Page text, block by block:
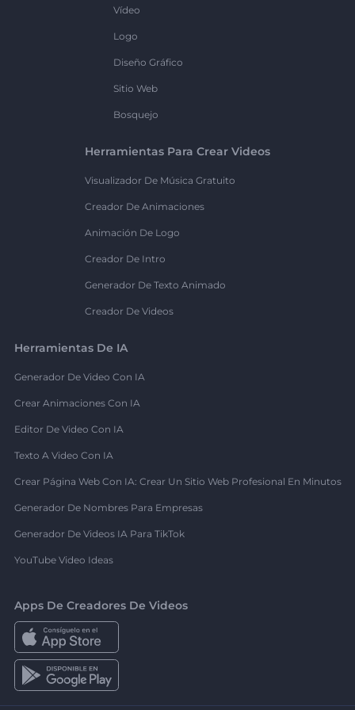
Vídeo
Logo
Diseño Gráfico
Sitio Web
Bosquejo
Herramientas Para Crear Videos
Visualizador De Música Gratuito
Creador De Animaciones
Animación De Logo
Creador De Intro
Generador De Texto Animado
Creador De Videos
Herramientas De IA
Generador De Video Con IA
Crear Animaciones Con IA
Editor De Video Con IA
Texto A Video Con IA
Crear Página Web Con IA: Crear Un Sitio Web Profesional En Minutos
Generador De Nombres Para Empresas
Generador De Videos IA Para TikTok
YouTube Video Ideas
Apps De Creadores De Videos